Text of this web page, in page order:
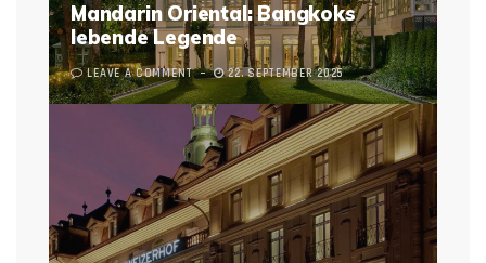
Mandarin Oriental: Bangkoks
lebende Legende
LEAVE A COMMENT 22. SEPTEMBER 2025